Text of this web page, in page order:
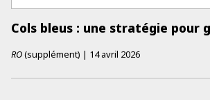
Cols bleus : une stratégie pour
RO(supplément) | 14 avril 2026